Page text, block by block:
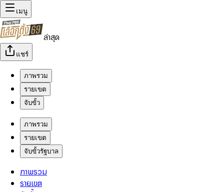
เมนู
ล่าสุด
แชร์
ภาพรวม
รายเขต
จับขั้ว
ภาพรวม
รายเขต
จับขั้วรัฐบาล
ภาพรวม
รายเขต